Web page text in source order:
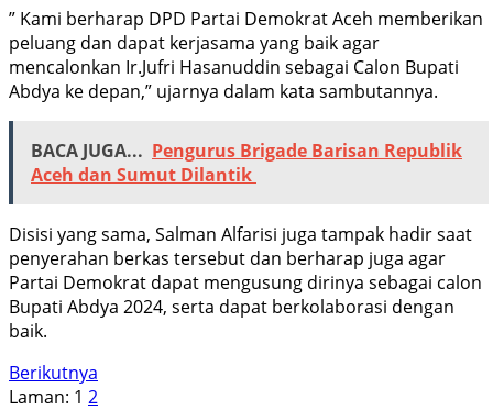
” Kami berharap DPD Partai Demokrat Aceh memberikan
peluang dan dapat kerjasama yang baik agar
mencalonkan Ir.Jufri Hasanuddin sebagai Calon Bupati
Abdya ke depan,” ujarnya dalam kata sambutannya.
BACA JUGA... Pengurus Brigade Barisan Republik
Aceh dan Sumut Dilantik
Disisi yang sama, Salman Alfarisi juga tampak hadir saat
penyerahan berkas tersebut dan berharap juga agar
Partai Demokrat dapat mengusung dirinya sebagai calon
Bupati Abdya 2024, serta dapat berkolaborasi dengan
baik.
Berikutnya
Laman: 1 2